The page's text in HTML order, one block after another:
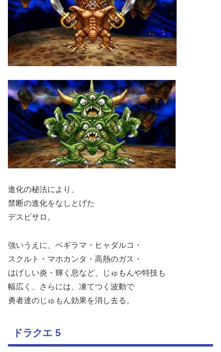
進化の秘法により、
禁断の進化をなしとげた
デスピサロ。
強いうえに、ベギラマ・ヒャダルコ・
スクルト・マホカンタ・高熱のガス・
はげしい炎・輝く息など、じゅもんや特技も
幅広く、さらには、凍てつく波動で
勇者達のじゅもん効果を消し去る。
ドラクエ 5